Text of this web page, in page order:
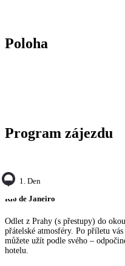
Poloha
Program zájezdu
1. Den
Rio de Janeiro
Odlet z Prahy (s přestupy) do
přátelské atmosféry. Po příletu
můžete užít podle svého –
hotelu.